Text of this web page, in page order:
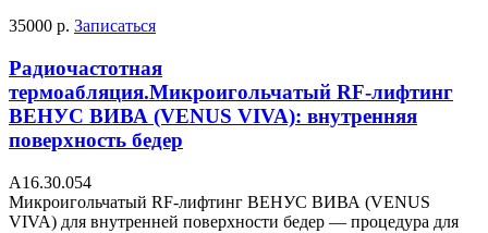
35000 р. Записаться
Радиочастотная
термоабляция.Микроигольчатый RF-лифтинг
ВЕНУС ВИВА (VENUS VIVA): внутренняя
поверхность бедер
А16.30.054
Микроигольчатый RF-лифтинг ВЕНУС ВИВА (VENUS
VIVA) для внутренней поверхности бедер — процедура для